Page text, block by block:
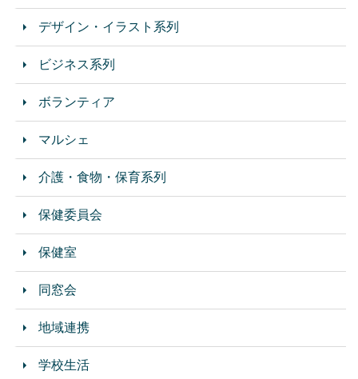
デザイン・イラスト系列
ビジネス系列
ボランティア
マルシェ
介護・食物・保育系列
保健委員会
保健室
同窓会
地域連携
学校生活